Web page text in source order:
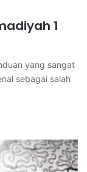
1
yang sangat
sebagai salah